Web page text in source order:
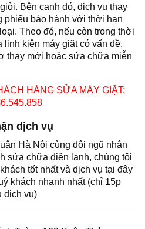
Bên cạnh đó, dịch vụ thay
phiếu bảo hành với thời hạn
Theo đó, nếu còn trong thời
linh kiện máy giặt có vấn đề,
thay mới hoặc sửa chữa miễn
HÀNG SỬA MÁY GIẶT:
dịch vụ
Hà Nội cùng đội ngũ nhân
sửa chữa điện lạnh, chúng tôi
tốt nhất và dịch vụ tại đây
khách nhanh nhất (chỉ 15p
dịch vụ)